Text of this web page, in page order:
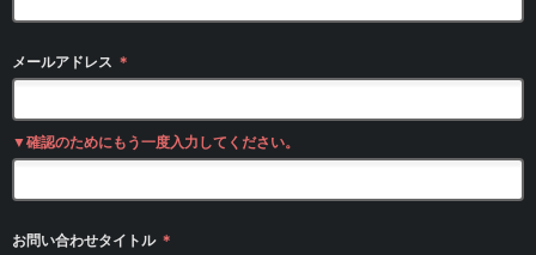
メールアドレス ＊
▼確認のためにもう一度入力してください。
お問い合わせタイトル ＊